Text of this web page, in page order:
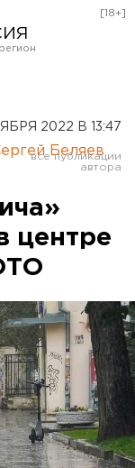
[18+]
2022 В 13:47
Беляев
центре